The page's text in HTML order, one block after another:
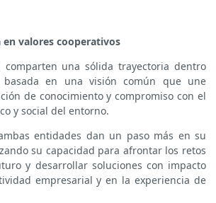
valores cooperativos
comparten una sólida trayectoria dentro
basada en una visión común que une
de conocimiento y compromiso con el
y social del entorno.
entidades dan un paso más en su
su capacidad para afrontar los retos
y desarrollar soluciones con impacto
empresarial y en la experiencia de